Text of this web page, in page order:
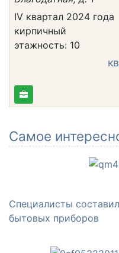
IV квартал 2024 года
кирпичный
этажность: 10
Самое
Специалисты
бытовых приборов